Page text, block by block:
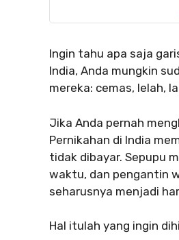
Ingin tahu apa saja
India, Anda mungkin
mereka: cemas, lelah,
Jika Anda pernah
Pernikahan di India
tidak dibayar. Sepupu
waktu, dan pengantin
seharusnya menjadi
Hal itulah yang ingin